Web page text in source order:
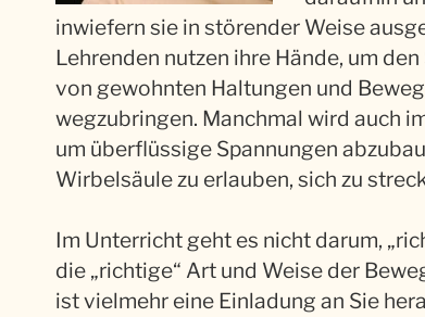
inwiefern sie in störender Weise
Lehrenden nutzen ihre Hände, um
von gewohnten Haltungen und
wegzubringen. Manchmal wird auch
um überflüssige Spannungen
Wirbelsäule zu erlauben, sich zu
Im Unterricht geht es nicht darum,
die „richtige“ Art und Weise der
ist vielmehr eine Einladung an Sie